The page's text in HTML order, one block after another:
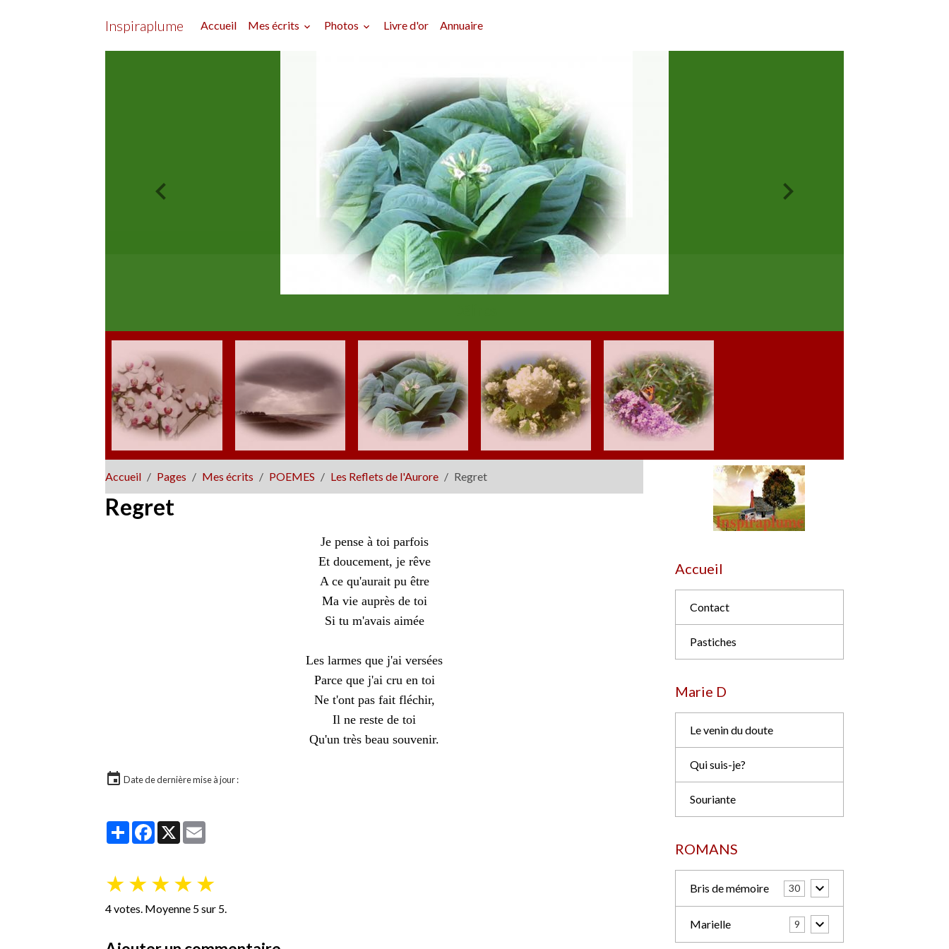
Inspiraplume Accueil Mes écrits Photos Livre d'or Annuaire
Accueil Pages Mes écrits POEMES Les Reflets de l'Aurore Regret
Regret
Je pense à toi parfois
Et doucement, je rêve
A ce qu'aurait pu être
Ma vie auprès de toi
Si tu m'avais aimée
Les larmes que j'ai versées
Parce que j'ai cru en toi
Ne t'ont pas fait fléchir,
Il ne reste de toi
Qu'un très beau souvenir.
Date de dernière mise à jour :
PartagerFacebook
X
★★★★★
4votes. Moyenne 5sur 5.
Accueil
Contact
Pastiches
Marie D
Le venin du doute
Qui suis-je?
Souriante
ROMANS
Bris de mémoire 30
Marielle 9